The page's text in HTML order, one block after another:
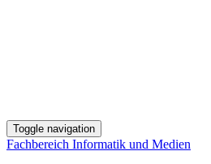
Toggle navigation
Fachbereich Informatik und Medien